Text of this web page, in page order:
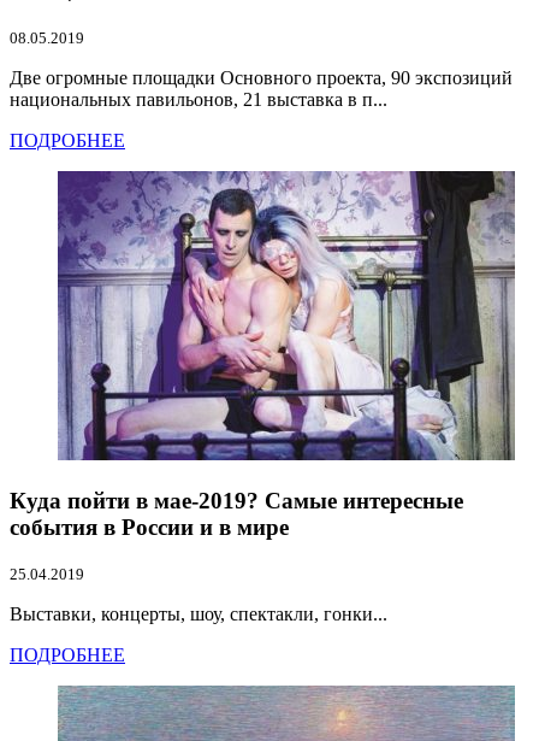
08.05.2019
Две огромные площадки Основного проекта, 90 экспозиций
национальных павильонов, 21 выставка в п...
ПОДРОБНЕЕ
Куда пойти в мае-2019? Самые интересные
события в России и в мире
25.04.2019
Выставки, концерты, шоу, спектакли, гонки...
ПОДРОБНЕЕ